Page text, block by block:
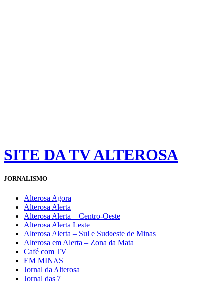
SITE DA TV ALTEROSA
JORNALISMO
Alterosa Agora
Alterosa Alerta
Alterosa Alerta – Centro-Oeste
Alterosa Alerta Leste
Alterosa Alerta – Sul e Sudoeste de Minas
Alterosa em Alerta – Zona da Mata
Café com TV
EM MINAS
Jornal da Alterosa
Jornal das 7